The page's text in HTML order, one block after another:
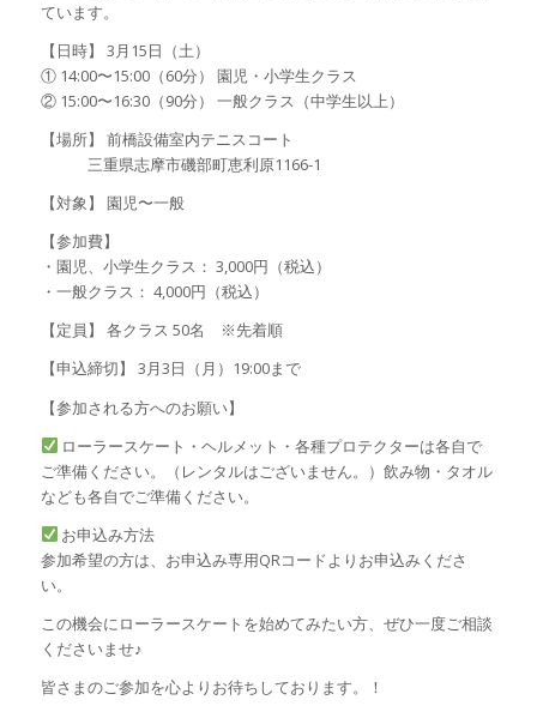
ています。
【日時】 3月15日（土）
① 14:00〜15:00（60分） 園児・小学生クラス
② 15:00〜16:30（90分） 一般クラス（中学生以上）
【場所】 前橋設備室内テニスコート
三重県志摩市磯部町恵利原1166-1
【対象】 園児〜一般
【参加費】
・園児、小学生クラス： 3,000円（税込）
・一般クラス： 4,000円（税込）
【定員】 各クラス 50名 ※先着順
【申込締切】 3月3日（月）19:00まで
【参加される方へのお願い】
ローラースケート・ヘルメット・各種プロテクターは各自で
ご準備ください。（レンタルはございません。）飲み物・タオル
なども各自でご準備ください。
お申込み方法
参加希望の方は、お申込み専用QRコードよりお申込みくださ
い。
この機会にローラースケートを始めてみたい方、ぜひ一度ご相談
くださいませ♪
皆さまのご参加を心よりお待ちしております。！